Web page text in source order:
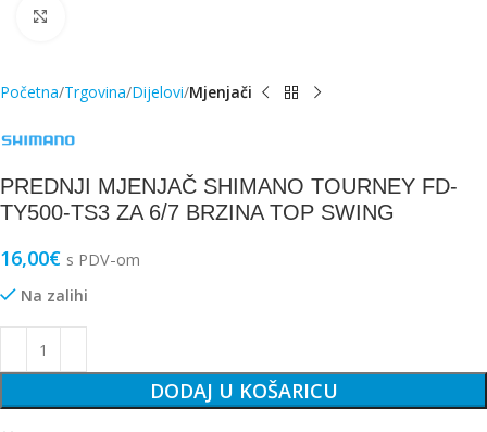
Početna Trgovina Dijelovi Mjenjači
PREDNJI MJENJAČ SHIMANO TOURNEY FD-
TY500-TS3 ZA 6/7 BRZINA TOP SWING
16,00€ s PDV-om
Na zalihi
DODAJ U KOŠARICU